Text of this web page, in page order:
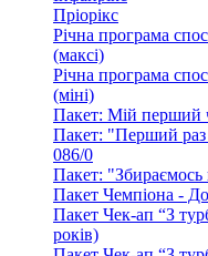
Пріорікс
Річна програма
(максі)
Річна програма
(міні)
Пакет: Мій перший
Пакет: "Перший раз
086/0
Пакет: "Збираємось
Пакет Чемпіона -
Пакет Чек-ап “З
років)